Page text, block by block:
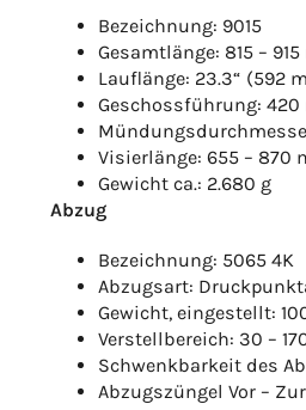
Bezeichnung: 9015
Gesamtlänge: 815 –
Lauflänge: 23.3“ (592
Geschossführung: 420
Visierlänge: 655 – 870
Gewicht ca.: 2.680 g
Abzug
Bezeichnung: 5065 4K
Abzugsart:
Gewicht, eingestellt:
Verstellbereich: 30 –
Schwenkbarkeit des
Abzugszüngel Vor –